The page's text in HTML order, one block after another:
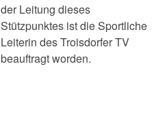
der Leitung dieses
Stützpunktes ist die Sportliche
Leiterin des Troisdorfer TV
beauftragt worden.